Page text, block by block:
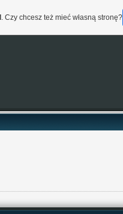
. Czy chcesz też mieć własną stronę?